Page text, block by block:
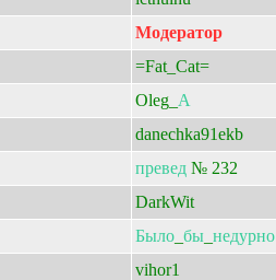
Модератор
=Fat_Cat=
Oleg_ А
danechka91ekb
превед № 232
DarkWit
Было бы недурно
vihor1